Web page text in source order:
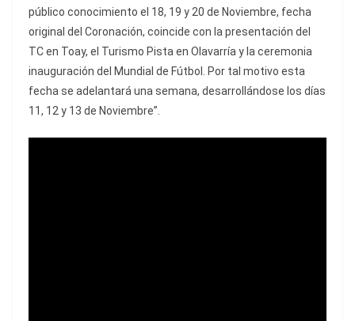
público conocimiento el 18, 19 y 20 de Noviembre, fecha
original del Coronación, coincide con la presentación del
TC en Toay, el Turismo Pista en Olavarría y la ceremonia
inauguración del Mundial de Fútbol. Por tal motivo esta
fecha se adelantará una semana, desarrollándose los días
11, 12 y 13 de Noviembre”.